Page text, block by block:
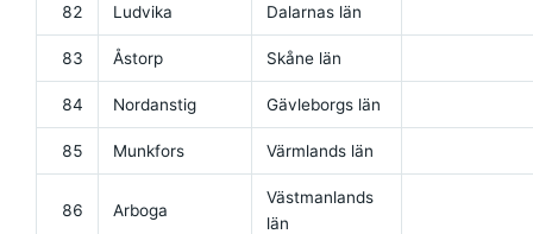
82 Ludvika Dalarnas län
83 Åstorp Skåne län
84 Nordanstig Gävleborgs län
85 Munkfors Värmlands län
86 Arboga
Västmanlands
län